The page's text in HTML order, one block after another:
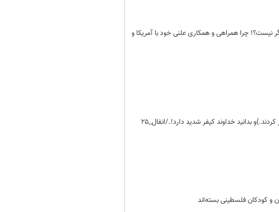
نیست؟! چرا همراهی و همکاری علنی خود با آمریکا و
بدانید خداوند کیفر شدید دارد!./انفال_۲۵
و کودکان فلسطینی بسته‌اند